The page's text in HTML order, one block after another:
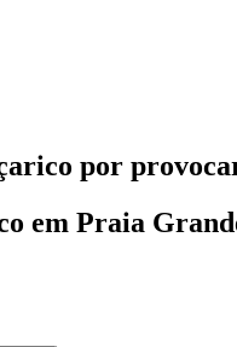
por
em Praia